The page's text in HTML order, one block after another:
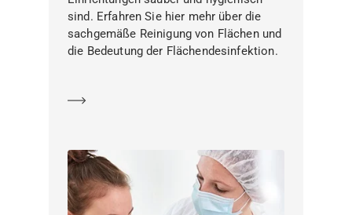
sind. Erfahren Sie hier mehr über die
sachgemäße Reinigung von Flächen und
die Bedeutung der Flächendesinfektion.